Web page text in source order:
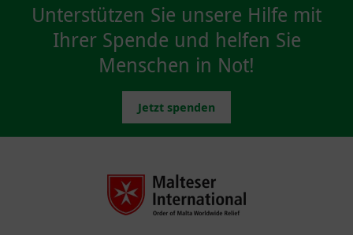
Unterstützen Sie unsere Hilfe mit
Ihrer Spende und helfen Sie
Menschen in Not!
Jetzt spenden